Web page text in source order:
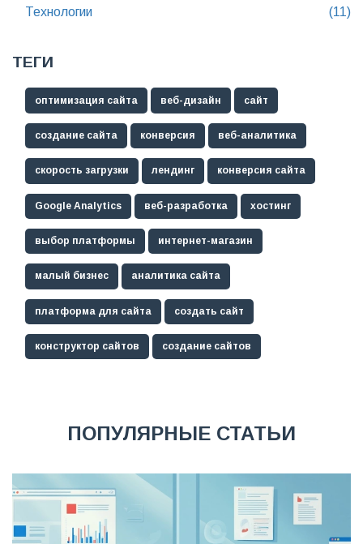
Технологии (11)
ТЕГИ
оптимизация сайта веб-дизайн сайт
создание сайта конверсия веб-аналитика
скорость загрузки лендинг конверсия сайта
Google Analytics веб-разработка хостинг
выбор платформы интернет-магазин
малый бизнес аналитика сайта
платформа для сайта создать сайт
конструктор сайтов создание сайтов
ПОПУЛЯРНЫЕ СТАТЬИ